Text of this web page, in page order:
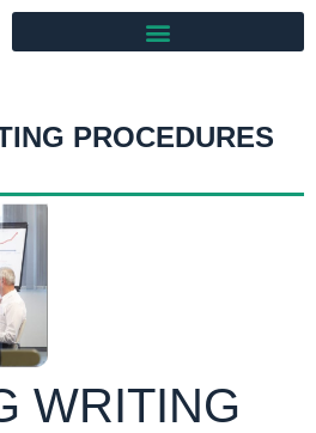
PROCEDURES
WRITING